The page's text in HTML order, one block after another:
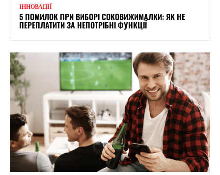
ІННОВАЦІЇ
5 ПОМИЛОК ПРИ ВИБОРІ СОКОВИЖИМАЛКИ: ЯК НЕ
ПЕРЕПЛАТИТИ ЗА НЕПОТРІБНІ ФУНКЦІЇ